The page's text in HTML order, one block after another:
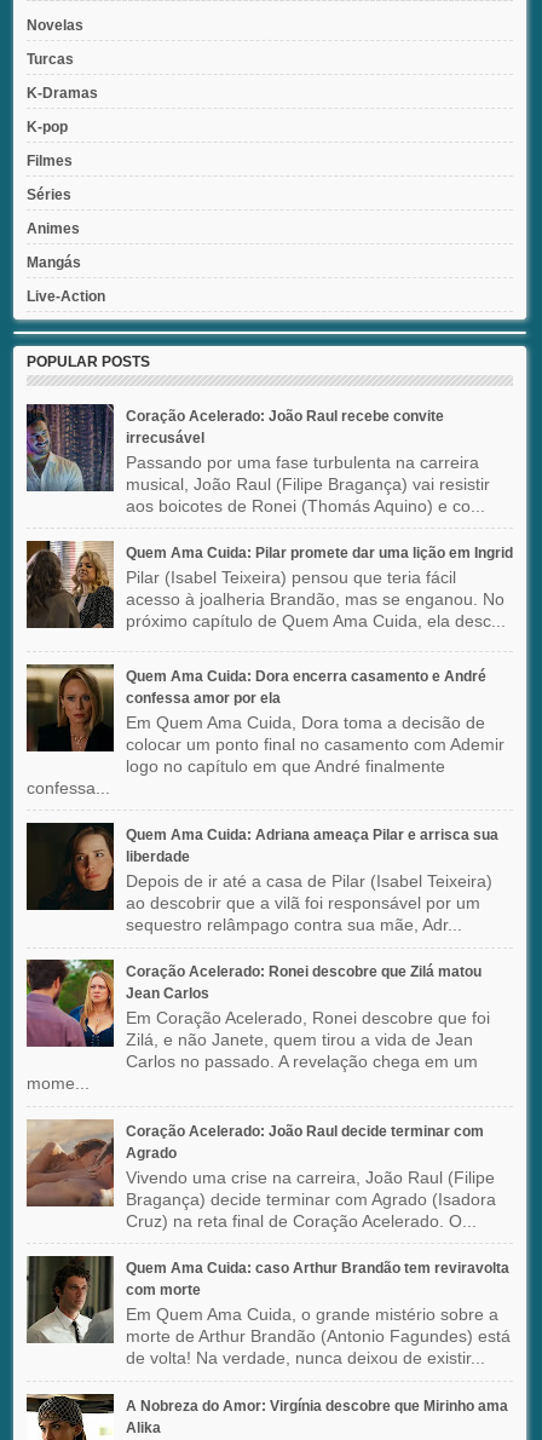
Novelas
Turcas
K-Dramas
K-pop
Filmes
Séries
Animes
Mangás
Live-Action
POPULAR POSTS
Coração Acelerado: João Raul recebe convite
irrecusável
Passando por uma fase turbulenta na carreira
musical, João Raul (Filipe Bragança) vai resistir
aos boicotes de Ronei (Thomás Aquino) e co...
Quem Ama Cuida: Pilar promete dar uma lição em Ingrid
Pilar (Isabel Teixeira) pensou que teria fácil
acesso à joalheria Brandão, mas se enganou. No
próximo capítulo de Quem Ama Cuida, ela desc...
Quem Ama Cuida: Dora encerra casamento e André
confessa amor por ela
Em Quem Ama Cuida, Dora toma a decisão de
colocar um ponto final no casamento com Ademir
logo no capítulo em que André finalmente
confessa...
Quem Ama Cuida: Adriana ameaça Pilar e arrisca sua
liberdade
Depois de ir até a casa de Pilar (Isabel Teixeira)
ao descobrir que a vilã foi responsável por um
sequestro relâmpago contra sua mãe, Adr...
Coração Acelerado: Ronei descobre que Zilá matou
Jean Carlos
Em Coração Acelerado, Ronei descobre que foi
Zilá, e não Janete, quem tirou a vida de Jean
Carlos no passado. A revelação chega em um
mome...
Coração Acelerado: João Raul decide terminar com
Agrado
Vivendo uma crise na carreira, João Raul (Filipe
Bragança) decide terminar com Agrado (Isadora
Cruz) na reta final de Coração Acelerado. O...
Quem Ama Cuida: caso Arthur Brandão tem reviravolta
com morte
Em Quem Ama Cuida, o grande mistério sobre a
morte de Arthur Brandão (Antonio Fagundes) está
de volta! Na verdade, nunca deixou de existir...
A Nobreza do Amor: Virgínia descobre que Mirinho ama
Alika